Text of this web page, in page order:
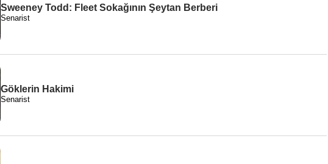
Sweeney Todd: Fleet Sokağının Şeytan Berberi
Senarist
Göklerin Hakimi
Senarist